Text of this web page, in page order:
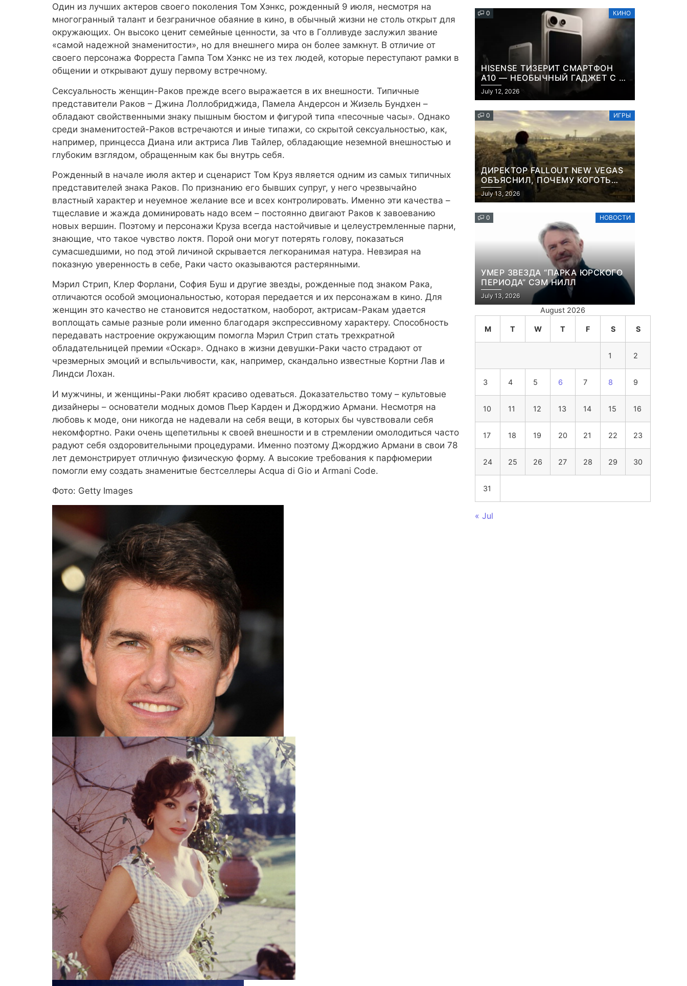
Один из лучших актеров своего поколения Том Хэнкс, рожденный 9 июля, несмотря на
многогранный талант и безграничное обаяние в кино, в обычный жизни не столь открыт для
окружающих. Он высоко ценит семейные ценности, за что в Голливуде заслужил звание
«самой надежной знаменитости», но для внешнего мира он более замкнут. В отличие от
своего персонажа Форреста Гампа Том Хэнкс не из тех людей, которые переступают рамки в
общении и открывают душу первому встречному.
Сексуальность женщин-Раков прежде всего выражается в их внешности. Типичные
представители Раков – Джина Лоллобриджида, Памела Андерсон и Жизель Бундхен –
обладают свойственными знаку пышным бюстом и фигурой типа «песочные часы». Однако
среди знаменитостей-Раков встречаются и иные типажи, со скрытой сексуальностью, как,
например, принцесса Диана или актриса Лив Тайлер, обладающие неземной внешностью и
глубоким взглядом, обращенным как бы внутрь себя.
Рожденный в начале июля актер и сценарист Том Круз является одним из самых типичных
представителей знака Раков. По признанию его бывших супруг, у него чрезвычайно
властный характер и неуемное желание все и всех контролировать. Именно эти качества –
тщеславие и жажда доминировать надо всем – постоянно двигают Раков к завоеванию
новых вершин. Поэтому и персонажи Круза всегда настойчивые и целеустремленные парни,
знающие, что такое чувство локтя. Порой они могут потерять голову, показаться
сумасшедшими, но под этой личиной скрывается легкоранимая натура. Невзирая на
показную уверенность в себе, Раки часто оказываются растерянными.
Мэрил Стрип, Клер Форлани, София Буш и другие звезды, рожденные под знаком Рака,
отличаются особой эмоциональностью, которая передается и их персонажам в кино. Для
женщин это качество не становится недостатком, наоборот, актрисам-Ракам удается
воплощать самые разные роли именно благодаря экспрессивному характеру. Способность
передавать настроение окружающим помогла Мэрил Стрип стать трехкратной
обладательницей премии «Оскар». Однако в жизни девушки-Раки часто страдают от
чрезмерных эмоций и вспыльчивости, как, например, скандально известные Кортни Лав и
Линдси Лохан.
И мужчины, и женщины-Раки любят красиво одеваться. Доказательство тому – культовые
дизайнеры – основатели модных домов Пьер Карден и Джорджио Армани. Несмотря на
любовь к моде, они никогда не надевали на себя вещи, в которых бы чувствовали себя
некомфортно. Раки очень щепетильны к своей внешности и в стремлении омолодиться часто
радуют себя оздоровительными процедурами. Именно поэтому Джорджио Армани в свои 78
лет демонстрирует отличную физическую форму. А высокие требования к парфюмерии
помогли ему создать знаменитые бестселлеры Acqua di Gio и Armani Code.
Фото: Getty Images
0 КИНО
HISENSE ТИЗЕРИТ СМАРТФОН
A10 — НЕОБЫЧНЫЙ ГАДЖЕТ С E-
INK-ЭКРАНОМ И СЪЕМНОЙ LCD-
ПАНЕЛЬЮ ДЛЯ ЦВЕТНОГО
July 12, 2026
0 ИГРЫ
ДИРЕКТОР FALLOUT NEW VEGAS
ОБЪЯСНИЛ, ПОЧЕМУ КОГОТЬ
СМЕРТИ У КАРЬЕРА НАМЕРЕННО
СНОСИТ ВАМ ГОЛОВУ
July 13, 2026
0 НОВОСТИ
УМЕР ЗВЕЗДА “ПАРКА ЮРСКОГО
ПЕРИОДА” СЭМ НИЛЛ
July 13, 2026
August 2026
M T W T F S S
1 2
3 4 5 6 7 8 9
10 11 12 13 14 15 16
17 18 19 20 21 22 23
24 25 26 27 28 29 30
31
« Jul